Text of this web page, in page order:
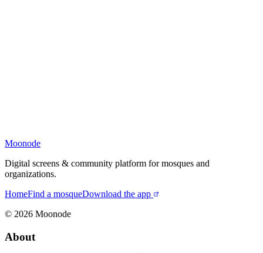
Moonode
Digital screens & community platform for mosques and
organizations.
HomeFind a mosqueDownload the app
© 2026 Moonode
About